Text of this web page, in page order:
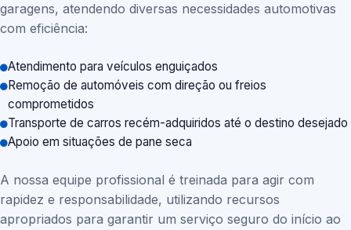
garagens, atendendo diversas necessidades automotivas
com eficiência:
Atendimento para veículos enguiçados
Remoção de automóveis com direção ou freios
comprometidos
Transporte de carros recém-adquiridos até o destino desejado
Apoio em situações de pane seca
A nossa equipe profissional é treinada para agir com
rapidez e responsabilidade, utilizando recursos
apropriados para garantir um serviço seguro do início ao